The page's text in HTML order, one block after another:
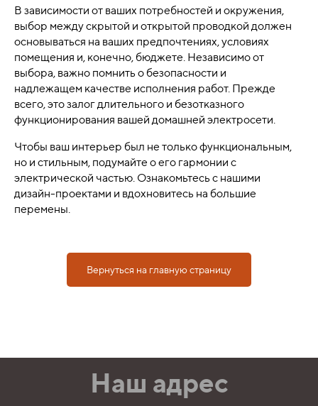
В зависимости от ваших потребностей и окружения,
выбор между скрытой и открытой проводкой должен
основываться на ваших предпочтениях, условиях
помещения и, конечно, бюджете. Независимо от
выбора, важно помнить о безопасности и
надлежащем качестве исполнения работ. Прежде
всего, это залог длительного и безотказного
функционирования вашей домашней электросети.
Чтобы ваш интерьер был не только функциональным,
но и стильным, подумайте о его гармонии с
электрической частью. Ознакомьтесь с нашими
дизайн-проектами и вдохновитесь на большие
перемены.
Вернуться на главную страницу
Наш адрес